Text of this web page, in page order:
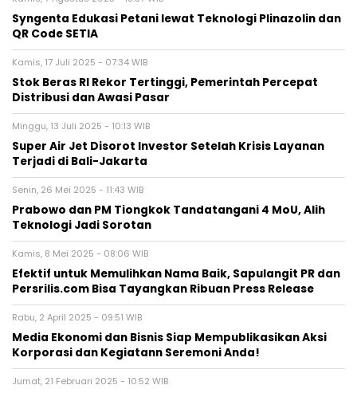
Syngenta Edukasi Petani lewat Teknologi Plinazolin dan
QR Code SETIA
Kamis, 17 Juli 2025 - 07:34 WIB
Stok Beras RI Rekor Tertinggi, Pemerintah Percepat
Distribusi dan Awasi Pasar
Minggu, 13 Juli 2025 - 10:13 WIB
Super Air Jet Disorot Investor Setelah Krisis Layanan
Terjadi di Bali-Jakarta
Senin, 26 Mei 2025 - 11:43 WIB
Prabowo dan PM Tiongkok Tandatangani 4 MoU, Alih
Teknologi Jadi Sorotan
Kamis, 8 Mei 2025 - 08:06 WIB
Efektif untuk Memulihkan Nama Baik, Sapulangit PR dan
Persrilis.com Bisa Tayangkan Ribuan Press Release
Rabu, 2 April 2025 - 09:51 WIB
Media Ekonomi dan Bisnis Siap Mempublikasikan Aksi
Korporasi dan Kegiatann Seremoni Anda!
Jumat, 21 Februari 2025 - 10:52 WIB